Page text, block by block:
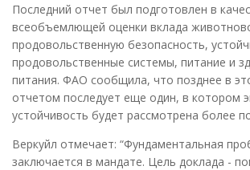
Последний отчет был подготовлен в
всеобъемлющей оценки вклада
продовольственную безопасность,
продовольственные системы, питание и
питания. ФАО сообщила, что позднее в
отчетом последует еще один, в котором
устойчивость будет рассмотрена более
Веркуйл отмечает: “Фундаментальная
заключается в мандате. Цель доклада -